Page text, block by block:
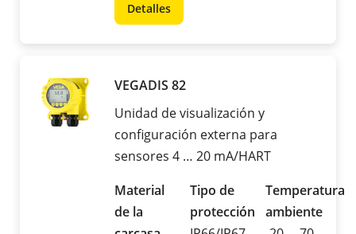
Detalles
VEGADIS 82
Unidad de visualización y
configuración externa para
sensores 4 … 20 mA/HART
Material
de la
Tipo de
protección
Temperatura
ambiente